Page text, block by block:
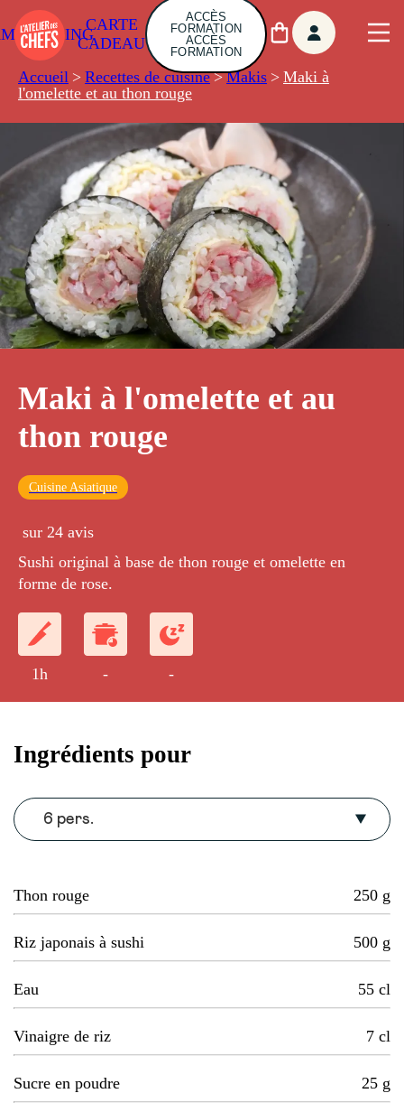
CARTE
CADEAU
ACCÈS
FORMATION
ACCÈS
FORMATION
Accueil > Recettes de cuisine > Makis > Maki à
l'omelette et au thon rouge
Maki à l'omelette et au
thon rouge
Cuisine Asiatique
sur 24 avis
Sushi original à base de thon rouge et omelette en
forme de rose.
1h - -
Ingrédients pour
6 pers.
Thon rouge 250 g
Riz japonais à sushi 500 g
Eau 55 cl
Vinaigre de riz 7 cl
Sucre en poudre 25 g